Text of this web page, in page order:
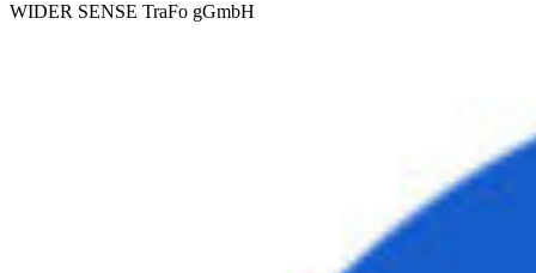
WIDER SENSE TraFo gGmbH